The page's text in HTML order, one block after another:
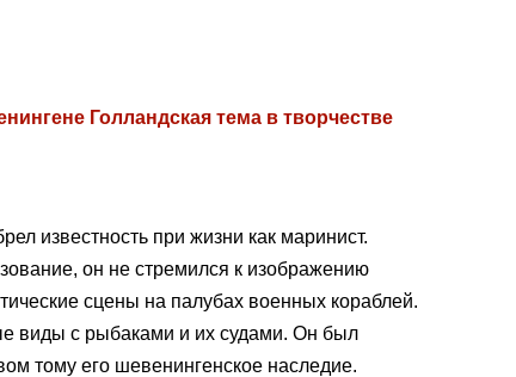
Голландская тема в творчестве
известность при жизни как маринист.
он не стремился к изображению
сцены на палубах военных кораблей.
виды с рыбаками и их судами. Он был
тому его шевенингенское наследие.